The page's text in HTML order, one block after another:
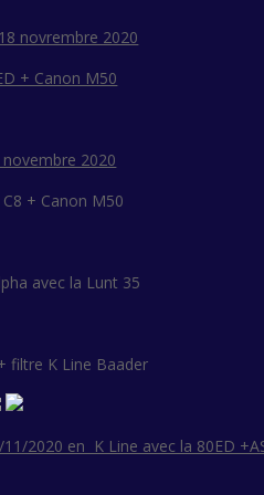
novrembre 2020
+ Canon M50
2020
+ Canon M50
avec la Lunt 35
filtre K Line Baader
11/2020 en K Line avec la 80ED